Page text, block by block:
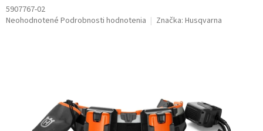
5907767-02
Priemerné hodnotenie produktu je 0,0 z 5 hviezdičiek.
Neohodnotené Podrobnosti hodnotenia Značka: Husqvarna